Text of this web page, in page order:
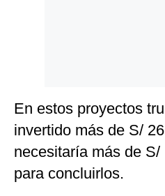
En estos proyectos
invertido más de S/
necesitaría más de
para concluirlos.